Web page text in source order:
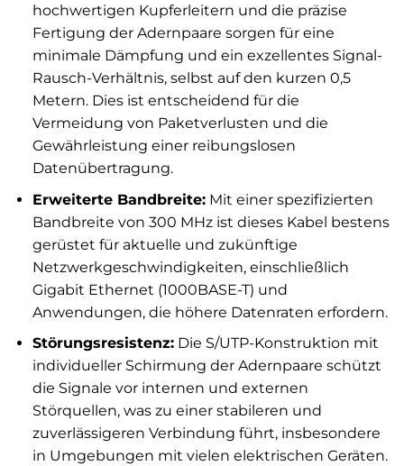
hochwertigen Kupferleitern und die präzise
Fertigung der Adernpaare sorgen für eine
minimale Dämpfung und ein exzellentes Signal-
Rausch-Verhältnis, selbst auf den kurzen 0,5
Metern. Dies ist entscheidend für die
Vermeidung von Paketverlusten und die
Gewährleistung einer reibungslosen
Datenübertragung.
Erweiterte Bandbreite:Mit einer spezifizierten
Bandbreite von 300 MHz ist dieses Kabel bestens
gerüstet für aktuelle und zukünftige
Netzwerkgeschwindigkeiten, einschließlich
Gigabit Ethernet (1000BASE-T) und
Anwendungen, die höhere Datenraten erfordern.
Störungsresistenz:Die S/UTP-Konstruktion mit
individueller Schirmung der Adernpaare schützt
die Signale vor internen und externen
Störquellen, was zu einer stabileren und
zuverlässigeren Verbindung führt, insbesondere
in Umgebungen mit vielen elektrischen Geräten.